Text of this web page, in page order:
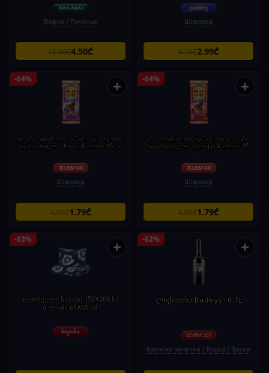
Вафли / Печенье
12.90₾4.50₾
Шоколад
8.20₾2.99₾
-64% +
შოკოლადის ფილა "ალპენ გოლდი"
საგაზაფხულო, მოცვი & ორეო 85 გრ
Шоколад
4.95₾1.79₾
-64% +
შოკოლადის ფილა "ალპენ გოლდი"
საგაზაფხულო, მარწყვი & ორეო 85
გრ
Шоколад
4.95₾1.79₾
-63% +
თეთრეული საბანი 150X200 სმ.
ბალიში 65X65 სმ.
-62% +
ლიქიორი Baileys - 0.7L
Крепкие напитки / Водка / Виски